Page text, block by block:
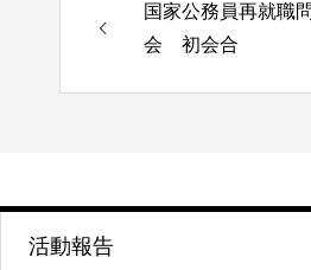
国家公務員再就職
会 初会合
活動報告